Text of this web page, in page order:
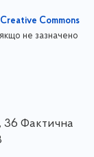
Creative Commons
не зазначено
36 Фактична